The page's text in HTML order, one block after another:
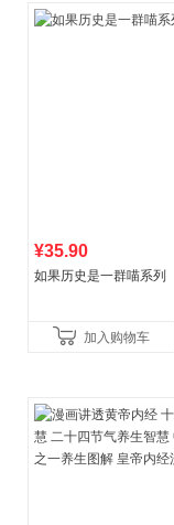
¥35.90
如果历史是一群喵系列
加入购物车